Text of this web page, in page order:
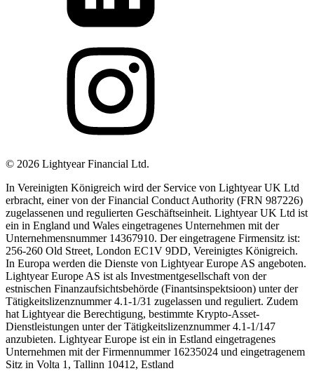
© 2026 Lightyear Financial Ltd.
In Vereinigten Königreich wird der Service von Lightyear UK Ltd
erbracht, einer von der Financial Conduct Authority (FRN 987226)
zugelassenen und regulierten Geschäftseinheit. Lightyear UK Ltd ist
ein in England und Wales eingetragenes Unternehmen mit der
Unternehmensnummer 14367910. Der eingetragene Firmensitz ist:
256-260 Old Street, London EC1V 9DD, Vereinigtes Königreich.
In Europa werden die Dienste von Lightyear Europe AS angeboten.
Lightyear Europe AS ist als Investmentgesellschaft von der
estnischen Finanzaufsichtsbehörde (Finantsinspektsioon) unter der
Tätigkeitslizenznummer 4.1-1/31 zugelassen und reguliert. Zudem
hat Lightyear die Berechtigung, bestimmte Krypto-Asset-
Dienstleistungen unter der Tätigkeitslizenznummer 4.1-1/147
anzubieten. Lightyear Europe ist ein in Estland eingetragenes
Unternehmen mit der Firmennummer 16235024 und eingetragenem
Sitz in Volta 1, Tallinn 10412, Estland